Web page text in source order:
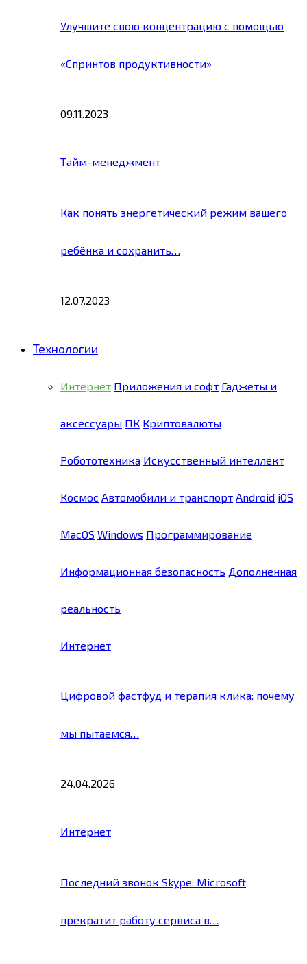
Улучшите свою концентрацию с помощью
«Спринтов продуктивности»
09.11.2023
Тайм-менеджмент
Как понять энергетический режим вашего
ребёнка и сохранить…
12.07.2023
Технологии
Интернет Приложения и софт Гаджеты и
аксессуары ПК Криптовалюты
Робототехника Искусственный интеллект
Космос Автомобили и транспорт Android iOS
MacOS Windows Программирование
Информационная безопасность Дополненная
реальность
Интернет
Цифровой фастфуд и терапия клика: почему
мы пытаемся…
24.04.2026
Интернет
Последний звонок Skype: Microsoft
прекратит работу сервиса в…